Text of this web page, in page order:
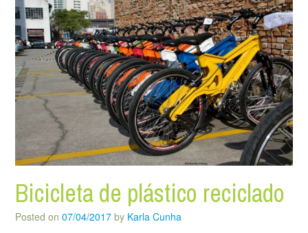
Bicicleta de plástico reciclado
Posted on 07/04/2017 by Karla Cunha